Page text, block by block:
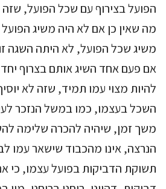
הפועל בצירוף עם שכל הפועל,
מה שאין כן אם לא היה משיג
משיג שכל הפועל, לא היתה השגה
אם פעם אחד השיג אותם בצרוף
להיות מצוי עמו תמיד, שזה לא
השכל בעצמו, כמו במשל הנזכר
משך זמן, שיהיה להכרה שלימה
הנרצה, אינו מהכבוד שישאר עמו
תשוקת הדביקות בפועל עצמו, כי